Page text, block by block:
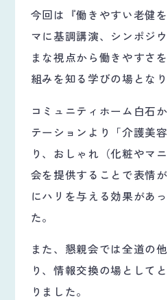
今回は『働きやすい老健
マに基調講演、シンポジ
まな視点から働きやすさ
組みを知る学びの場となり
コミュニティホーム白石
テーションより「介護美
り、おしゃれ（化粧やマ
会を提供することで表情
にハリを与える効果があ
た。
また、懇親会では全道の
り、情報交換の場として
りました。